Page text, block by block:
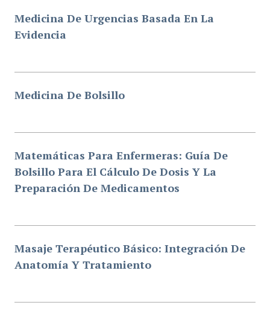
Medicina De Urgencias Basada En La
Evidencia
Medicina De Bolsillo
Matemáticas Para Enfermeras: Guía De
Bolsillo Para El Cálculo De Dosis Y La
Preparación De Medicamentos
Masaje Terapéutico Básico: Integración De
Anatomía Y Tratamiento